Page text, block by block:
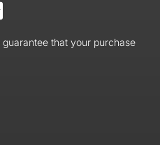
that your purchase